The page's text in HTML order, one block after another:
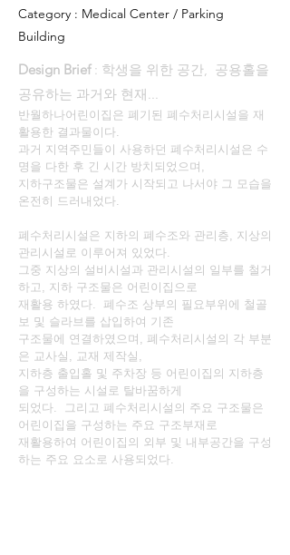
Category : Medical Center / Parking
Building
Design Brief: 학생을 위한 공간, 공용홀을
공유하는 과거와 현재...
반월하나어린이집은 폐기된 폐수처리시설을 재
활용한 결과물이다.
과거 지역주민들이 사용하던 폐수처리시설은 수
명을 다한 후 긴 시간 방치되었으며,
지하구조물은 설계가 시작되고 나서야 그 모습을
온전히 드러내었다.
폐수처리시설은 지하의 폐수조와 관리층, 지상의
관리시설로 이루어져 있었다.
그중 지상의 설비시설과 관리시설의 일부를 철거
하고, 지하 구조물은 어린이집으로
재활용 하였다. 폐수조 상부의 필요부위에 철골
보 및 슬라브를 삽입하여 기존
구조물에 연결하였으며, 폐수처리시설의 각 부분
은 교사실, 교재 제작실,
지하층 출입홀 및 주차장 등 어린이집의 지하층
을 구성하는 시설로 탈바꿈하게
되었다. 그리고 폐수처리시설의 주요 구조물은
어린이집을 구성하는 주요 구조부재로
재활용하여 어린이집의 외부 및 내부공간을 구성
하는 주요 요소로 사용되었다.